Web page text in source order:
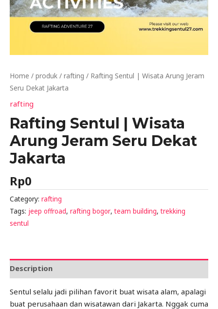
Home / produk / rafting / Rafting Sentul | Wisata Arung Jeram
Seru Dekat Jakarta
rafting
Rafting Sentul | Wisata
Arung Jeram Seru Dekat
Jakarta
Rp0
Category: rafting
Tags: jeep offroad, rafting bogor,team building,trekking
sentul
Description
Sentul selalu jadi pilihan favorit buat wisata alam, apalagi
buat perusahaan dan wisatawan dari Jakarta. Nggak cuma